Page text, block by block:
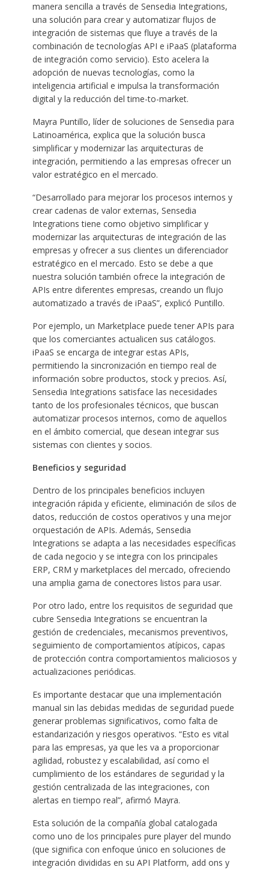
manera sencilla a través de Sensedia Integrations,
una solución para crear y automatizar flujos de
integración de sistemas que fluye a través de la
combinación de tecnologías API e iPaaS (plataforma
de integración como servicio). Esto acelera la
adopción de nuevas tecnologías, como la
inteligencia artificial e impulsa la transformación
digital y la reducción del time-to-market.
Mayra Puntillo, líder de soluciones de Sensedia para
Latinoamérica, explica que la solución busca
simplificar y modernizar las arquitecturas de
integración, permitiendo a las empresas ofrecer un
valor estratégico en el mercado.
“Desarrollado para mejorar los procesos internos y
crear cadenas de valor externas, Sensedia
Integrations tiene como objetivo simplificar y
modernizar las arquitecturas de integración de las
empresas y ofrecer a sus clientes un diferenciador
estratégico en el mercado. Esto se debe a que
nuestra solución también ofrece la integración de
APIs entre diferentes empresas, creando un flujo
automatizado a través de iPaaS”, explicó Puntillo.
Por ejemplo, un Marketplace puede tener APIs para
que los comerciantes actualicen sus catálogos.
iPaaS se encarga de integrar estas APIs,
permitiendo la sincronización en tiempo real de
información sobre productos, stock y precios. Así,
Sensedia Integrations satisface las necesidades
tanto de los profesionales técnicos, que buscan
automatizar procesos internos, como de aquellos
en el ámbito comercial, que desean integrar sus
sistemas con clientes y socios.
Beneficios y seguridad
Dentro de los principales beneficios incluyen
integración rápida y eficiente, eliminación de silos de
datos, reducción de costos operativos y una mejor
orquestación de APIs. Además, Sensedia
Integrations se adapta a las necesidades específicas
de cada negocio y se integra con los principales
ERP, CRM y marketplaces del mercado, ofreciendo
una amplia gama de conectores listos para usar.
Por otro lado, entre los requisitos de seguridad que
cubre Sensedia Integrations se encuentran la
gestión de credenciales, mecanismos preventivos,
seguimiento de comportamientos atípicos, capas
de protección contra comportamientos maliciosos y
actualizaciones periódicas.
Es importante destacar que una implementación
manual sin las debidas medidas de seguridad puede
generar problemas significativos, como falta de
estandarización y riesgos operativos. “Esto es vital
para las empresas, ya que les va a proporcionar
agilidad, robustez y escalabilidad, así como el
cumplimiento de los estándares de seguridad y la
gestión centralizada de las integraciones, con
alertas en tiempo real”, afirmó Mayra.
Esta solución de la compañía global catalogada
como uno de los principales pure player del mundo
(que significa con enfoque único en soluciones de
integración divididas en su API Platform, add ons y